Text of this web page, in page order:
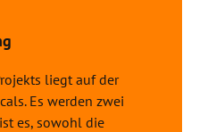
liegt auf der
Es werden zwei
es, sowohl die